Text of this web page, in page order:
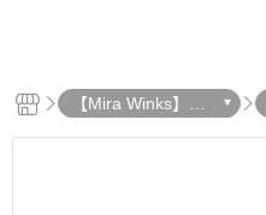
【Mira Winks】鏡
面手機殼